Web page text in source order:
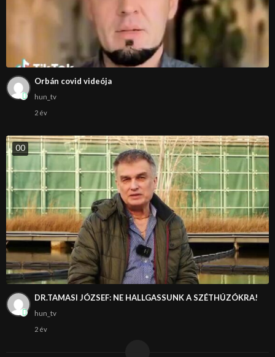
Orbán covid videója
hun_tv
2 év
00
DR.TAMASI JÓZSEF: NE HALLGASSUNK A SZÉTHÚZÓKRA!
hun_tv
2 év